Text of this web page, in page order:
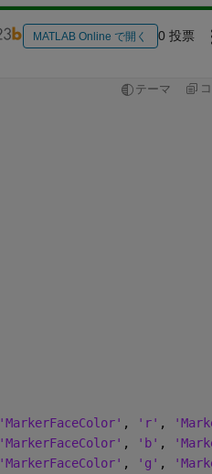
MATLAB Online で開く 0 投票
テーマ
'MarkerFaceColor' , 'r' ,
'MarkerFaceColor' , 'b' ,
'MarkerFaceColor' , 'g' ,